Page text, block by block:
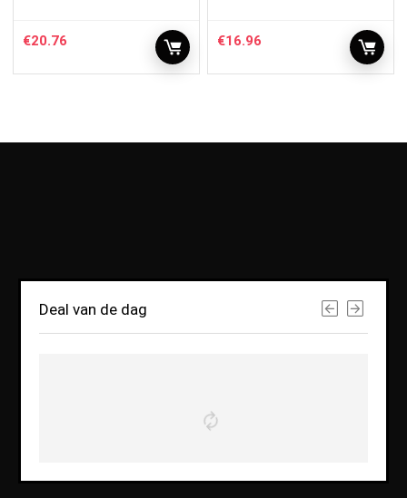
€20.76 €16.96
Deal van de dag